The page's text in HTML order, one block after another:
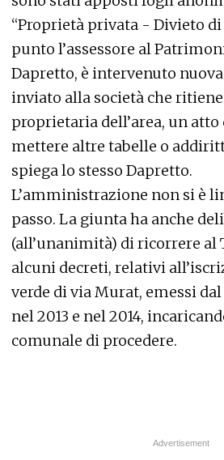
“Proprietà privata - Divieto di
punto l’assessore al
Dapretto, è intervenuto
inviato alla società che ritiene
proprietaria dell’area, un
mettere altre tabelle o
spiega lo stesso Dapretto.
L’amministrazione non si è
passo. La giunta ha anche
(all’unanimità) di ricorrere al
alcuni decreti, relativi
verde di via Murat, emessi
nel 2013 e nel 2014,
comunale di procedere.